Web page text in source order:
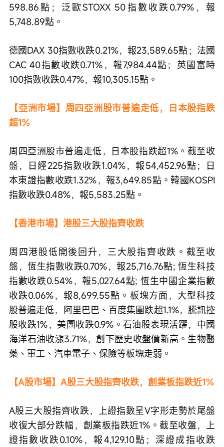
598.86點；泛歐STOXX 50指數收跌0.79%，報
5,748.89點。
德國DAX 30指數收跌0.21%，報23,589.65點；法國
CAC 40指數收跌0.71%，報7,984.44點；英國富時
100指數收跌0.47%，報10,305.15點。
【亞洲市場】周四亞洲股市普遍走低，日本股指跌
超1%
周四亞洲股市普遍走低，日本股指跌超1%。截至收
盤，日經225指數收跌1.04%，報54,452.96點；日
本東證指數收跌1.32%，報3,649.85點。韓國KOSPI
指數收跌0.48%，報5,583.25點。
【香港市場】港股三大股指齊收跌
周四港股低開後回升，三大股指齊收跌。截至收
盤，恆生指數收跌0.70%，報25,716.76點; 恆生科技
指數收跌0.54%，報5,027.64點; 恆生中國企業指數
收跌0.06%，報8,699.55點。板塊方面，大型科技
股普遍走低，阿里巴巴、百度集團跌超1.1%，騰訊控
股收跌1%，美團收跌0.9%。石油股表現活躍，中國
海洋石油收漲3.71%，創下歷史收盤價新高。生物醫
藥、軍工、汽車電子、保險等板塊走弱。
【A股市場】A股三大股指齊收跌，創業板指跌近1%
A股三大股指齊收跌，上證指數呈V字形走勢於尾盤
收復大部分跌幅，創業板指跌近1%。截至收盤，上
證指數收跌0.10%，報4,129.10點；深證成指收跌